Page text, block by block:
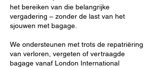
het bereiken van die belangrijke
vergadering – zonder de last van het
sjouwen met bagage.
We ondersteunen met trots de repatriëring
van verloren, vergeten of vertraagde
bagage vanaf London International